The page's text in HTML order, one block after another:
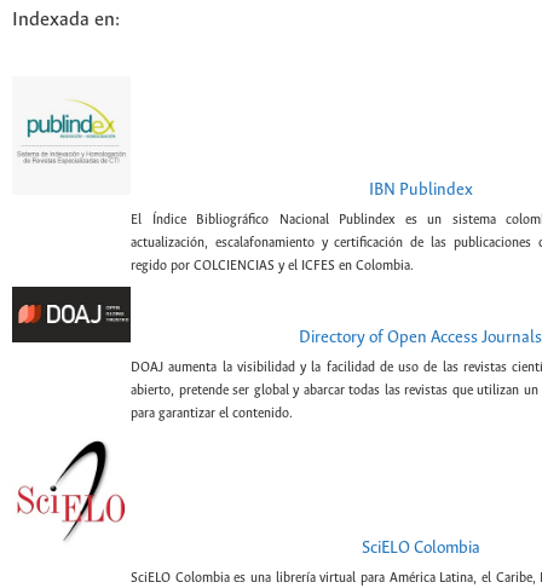
Indexada en:
IBN Publindex
El Índice Bibliográfico Nacional Publindex es un sistema
actualización, escalafonamiento y certificación de las publicaciones
regido por COLCIENCIAS y el ICFES en Colombia.
Directory of Open Access Journals
DOAJ aumenta la visibilidad y la facilidad de uso de las revistas
abierto, pretende ser global y abarcar todas las revistas que utilizan
para garantizar el contenido.
SciELO Colombia
SciELO Colombia es una librería virtual para América Latina, el Caribe,